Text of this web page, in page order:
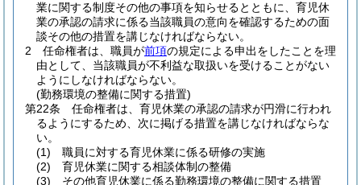
業に関する制度その他の事項を知らせるとともに、育児休
業の承認の請求に係る当該職員の意向を確認するための面
談その他の措置を講じなければならない。
2
任命権者は、職員が前項の規定による申出をしたことを理
由として、当該職員が不利益な取扱いを受けることがない
ようにしなければならない。
(勤務環境の整備に関する措置)
第22条
任命権者は、育児休業の承認の請求が円滑に行われ
るようにするため、次に掲げる措置を講じなければならな
い。
(1)
職員に対する育児休業に係る研修の実施
(2)
育児休業に関する相談体制の整備
(3)
その他育児休業に係る勤務環境の整備に関する措置